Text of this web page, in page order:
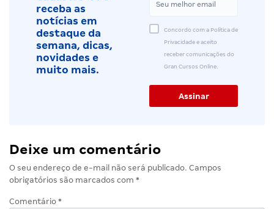
receba as
notícias em
destaque da
semana, dicas,
novidades e
muito mais.
Concordo com a Política de
Privacidade e aceito
receber comunicações do
Gran Cursos Online.
Deixe um comentário
O seu endereço de e-mail não será publicado. Campos
obrigatórios são marcados com *
Comentário *